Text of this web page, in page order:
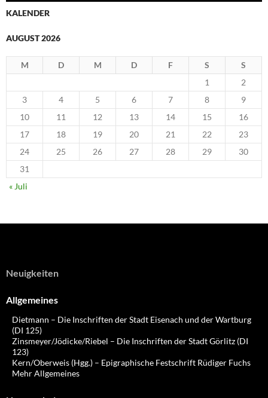
KALENDER
AUGUST 2026
M D M D F S
S
1
2
3
4 5 6 7 8
9
10
11 12 13 14 15
16
17
18 19 20 21 22
23
24
25 26 27 28 29
30
31
« Juli
Neuigkeiten
Allgemeines
Dietmann – Die Inschriften der Stadt Eisenach und der Wartburg
(DI 125)
Zinsmeyer/Jödicke/Riebel – Die Inschriften der Stadt Görlitz (DI
123)
Kern/Oberweis (Hgg.) – Epigraphische Festschrift Rüdiger Fuchs
Mehr Allgemeines